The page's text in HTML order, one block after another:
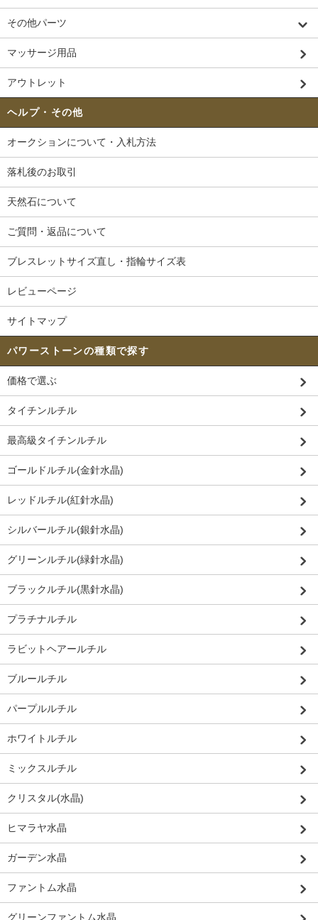
その他パーツ
マッサージ用品
アウトレット
ヘルプ・その他
オークションについて・入札方法
落札後のお取引
天然石について
ご質問・返品について
ブレスレットサイズ直し・指輪サイズ表
レビューページ
サイトマップ
パワーストーンの種類で探す
価格で選ぶ
タイチンルチル
最高級タイチンルチル
ゴールドルチル(金針水晶)
レッドルチル(紅針水晶)
シルバールチル(銀針水晶)
グリーンルチル(緑針水晶)
ブラックルチル(黒針水晶)
プラチナルチル
ラビットヘアールチル
ブルールチル
パープルルチル
ホワイトルチル
ミックスルチル
クリスタル(水晶)
ヒマラヤ水晶
ガーデン水晶
ファントム水晶
グリーンファントム水晶